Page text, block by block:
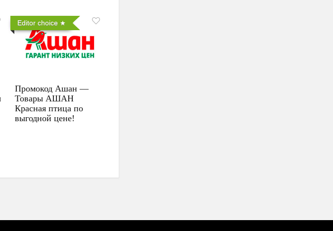
Editor choice
Промокод Ашан —
Товары АШАН
Красная птица по
выгодной цене!